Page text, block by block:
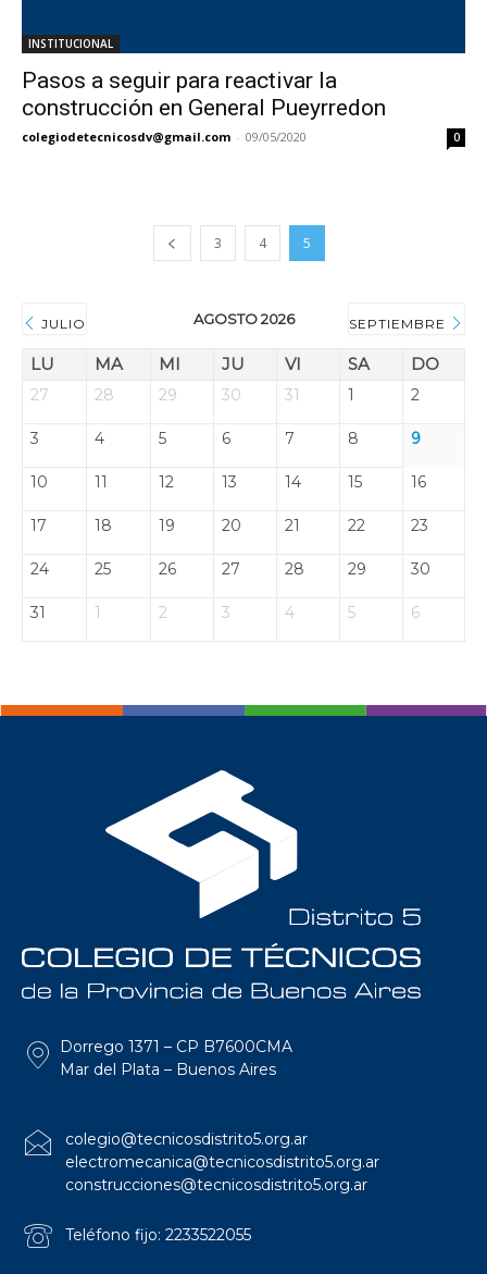
INSTITUCIONAL
Pasos a seguir para reactivar la
construcción en General Pueyrredon
colegiodetecnicosdv@gmail.com - 09/05/2020 0
3 4 5
JULIO AGOSTO 2026 SEPTIEMBRE
LU MA MI JU VI SA DO
27 28 29 30 31 1 2
3 4 5 6 7 8 9
10 11 12 13 14 15 16
17 18 19 20 21 22 23
24 25 26 27 28 29 30
31 1 2 3 4 5 6
Dorrego 1371 – CP B7600CMA
Mar del Plata – Buenos Aires
colegio@tecnicosdistrito5.org.ar
electromecanica@tecnicosdistrito5.org.ar
construcciones@tecnicosdistrito5.org.ar
Teléfono fijo: 2233522055